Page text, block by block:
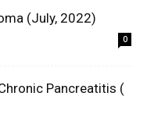
(July, 2022)
0
Pancreatitis (